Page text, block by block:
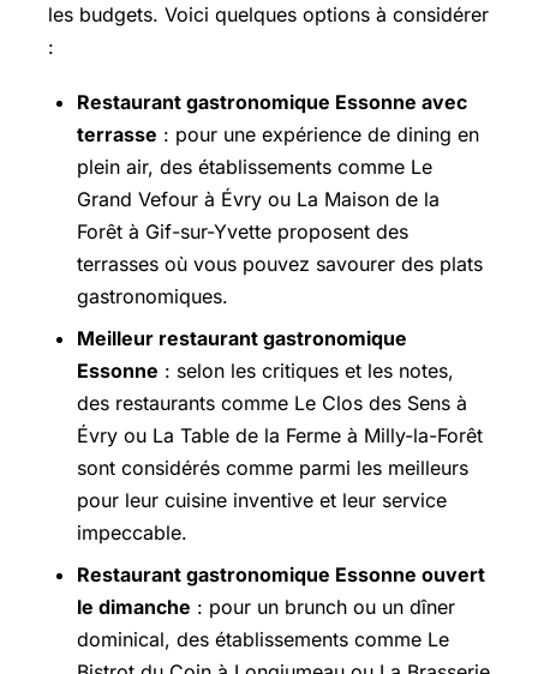
les budgets. Voici quelques options à considérer
:
Restaurant gastronomique Essonne avec
terrasse : pour une expérience de dining en
plein air, des établissements comme Le
Grand Vefour à Évry ou La Maison de la
Forêt à Gif-sur-Yvette proposent des
terrasses où vous pouvez savourer des plats
gastronomiques.
Meilleur restaurant gastronomique
Essonne : selon les critiques et les notes,
des restaurants comme Le Clos des Sens à
Évry ou La Table de la Ferme à Milly-la-Forêt
sont considérés comme parmi les meilleurs
pour leur cuisine inventive et leur service
impeccable.
Restaurant gastronomique Essonne ouvert
le dimanche : pour un brunch ou un dîner
dominical, des établissements comme Le